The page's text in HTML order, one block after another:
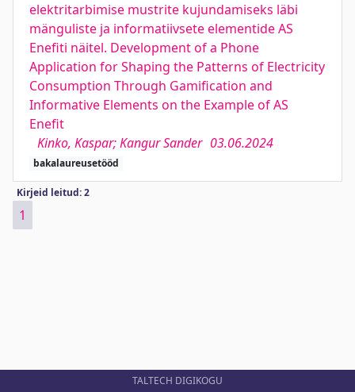
elektritarbimise mustrite kujundamiseks läbi
mänguliste ja informatiivsete elementide AS
Enefiti näitel. Development of a Phone
Application for Shaping the Patterns of Electricity
Consumption Through Gamification and
Informative Elements on the Example of AS
Enefit
Kinko, Kaspar; Kangur Sander 03.06.2024
bakalaureusetööd
Kirjeid leitud: 2
1
TALTECH DIGIKOGU